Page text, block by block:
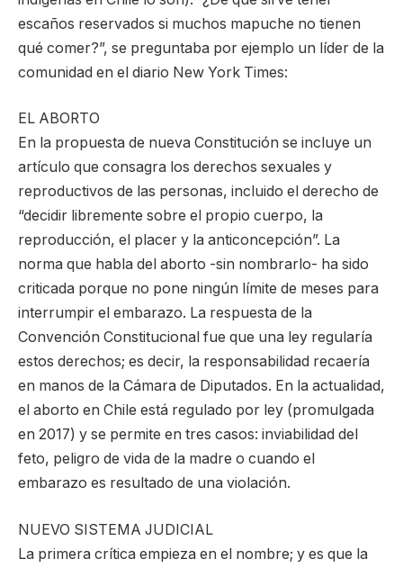
escaños reservados si muchos mapuche no tienen
qué comer?”, se preguntaba por ejemplo un líder de la
comunidad en el diario New York Times:
EL ABORTO
En la propuesta de nueva Constitución se incluye un
artículo que consagra los derechos sexuales y
reproductivos de las personas, incluido el derecho de
“decidir libremente sobre el propio cuerpo, la
reproducción, el placer y la anticoncepción”. La
norma que habla del aborto -sin nombrarlo- ha sido
criticada porque no pone ningún límite de meses para
interrumpir el embarazo. La respuesta de la
Convención Constitucional fue que una ley regularía
estos derechos; es decir, la responsabilidad recaería
en manos de la Cámara de Diputados. En la actualidad,
el aborto en Chile está regulado por ley (promulgada
en 2017) y se permite en tres casos: inviabilidad del
feto, peligro de vida de la madre o cuando el
embarazo es resultado de una violación.
NUEVO SISTEMA JUDICIAL
La primera crítica empieza en el nombre; y es que la